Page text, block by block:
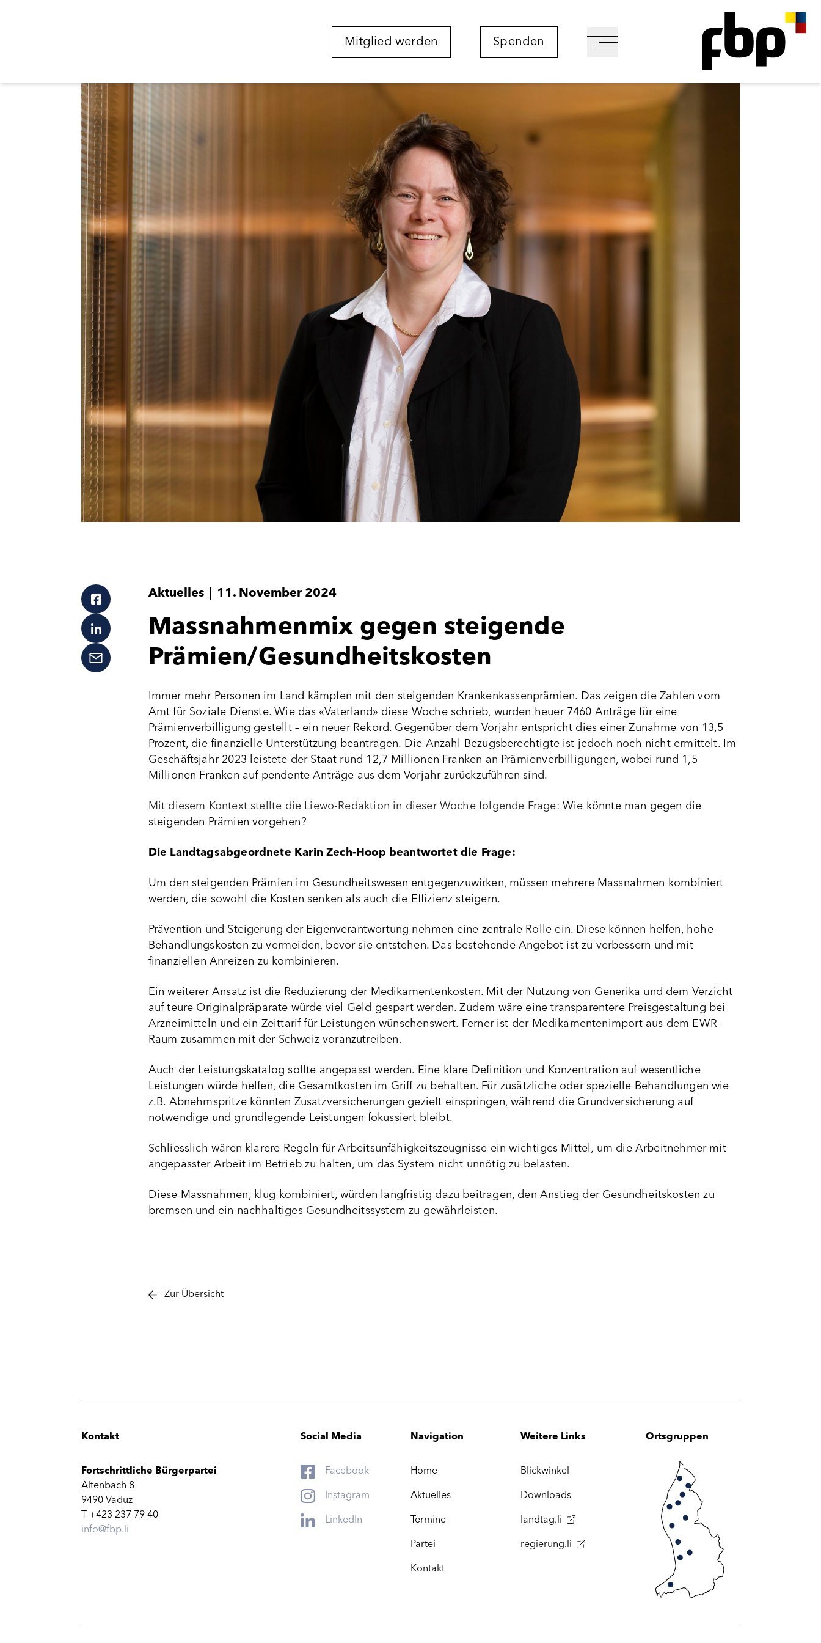
Mitglied werden Spenden
Aktuelles 11. November 2024
Massnahmenmix gegen steigende
Prämien/Gesundheitskosten
Immer mehr Personen im Land kämpfen mit den steigenden Krankenkassenprämien. Das zeigen die Zahlen vom
Amt für Soziale Dienste. Wie das «Vaterland» diese Woche schrieb, wurden heuer 7460 Anträge für eine
Prämienverbilligung gestellt – ein neuer Rekord. Gegenüber dem Vorjahr entspricht dies einer Zunahme von 13,5
Prozent, die finanzielle Unterstützung beantragen. Die Anzahl Bezugsberechtigte ist jedoch noch nicht ermittelt. Im
Geschäftsjahr 2023 leistete der Staat rund 12,7 Millionen Franken an Prämienverbilligungen, wobei rund 1,5
Millionen Franken auf pendente Anträge aus dem Vorjahr zurückzuführen sind.
Mit diesem Kontext stellte die Liewo-Redaktion in dieser Woche folgende Frage: Wie könnte man gegen die
steigenden Prämien vorgehen?
Die Landtagsabgeordnete KarinZech-Hoop beantwortet die Frage:
Um den steigenden Prämien im Gesundheitswesen entgegenzuwirken, müssen mehrere Massnahmen kombiniert
werden, die sowohl die Kosten senken als auch die Effizienz steigern.
Prävention und Steigerung der Eigenverantwortung nehmen eine zentrale Rolle ein. Diese können helfen, hohe
Behandlungskosten zu vermeiden, bevor sie entstehen. Das bestehende Angebot ist zu verbessern und mit
finanziellen Anreizen zu kombinieren.
Ein weiterer Ansatz ist die Reduzierung der Medikamentenkosten. Mit der Nutzung von Generika und dem Verzicht
auf teure Originalpräparate würde viel Geld gespart werden. Zudem wäre eine transparentere Preisgestaltung bei
Arzneimitteln und ein Zeittarif für Leistungen wünschenswert. Ferner ist der Medikamentenimport aus dem EWR-
Raum zusammen mit der Schweiz voranzutreiben.
Auch der Leistungskatalog sollte angepasst werden. Eine klare Definition und Konzentration auf wesentliche
Leistungen würde helfen, die Gesamtkosten im Griff zu behalten. Für zusätzliche oder spezielle Behandlungen wie
z.B. Abnehmspritze könnten Zusatzversicherungen gezielt einspringen, während die Grundversicherung auf
notwendige und grundlegende Leistungen fokussiert bleibt.
Schliesslich wären klarere Regeln für Arbeitsunfähigkeitszeugnisse ein wichtiges Mittel, um die Arbeitnehmer mit
angepasster Arbeit im Betrieb zu halten, um das System nicht unnötig zu belasten.
Diese Massnahmen, klug kombiniert, würden langfristig dazu beitragen, den Anstieg der Gesundheitskosten zu
bremsen und ein nachhaltiges Gesundheitssystem zu gewährleisten.
Zur Übersicht
Kontakt
Fortschrittliche Bürgerpartei
Altenbach 8
9490 Vaduz
T +423 237 79 40
info@fbp.li
Social Media
Facebook
Instagram
LinkedIn
Navigation
Home
Aktuelles
Termine
Partei
Kontakt
Weitere Links
Blickwinkel
Downloads
landtag.li
regierung.li
Ortsgruppen